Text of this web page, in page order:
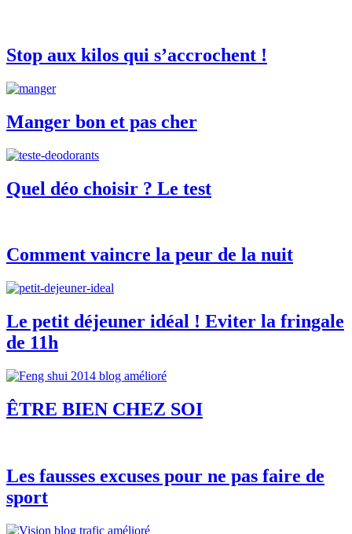
Stop aux kilos qui s’accrochent !
Manger bon et pas cher
Quel déo choisir ? Le test
Comment vaincre la peur de la nuit
Le petit déjeuner idéal ! Eviter la fringale
de 11h
ÊTRE BIEN CHEZ SOI
Les fausses excuses pour ne pas faire de
sport